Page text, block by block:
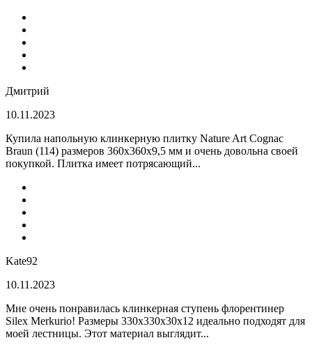
Дмитрий
10.11.2023
Купила напольную клинкерную плитку Nature Art Cognac
Braun (114) размеров 360x360x9,5 мм и очень довольна своей
покупкой. Плитка имеет потрясающий...
Kate92
10.11.2023
Мне очень понравилась клинкерная ступень флорентинер
Silex Merkurio! Размеры 330х330х30х12 идеально подходят для
моей лестницы. Этот материал выглядит...